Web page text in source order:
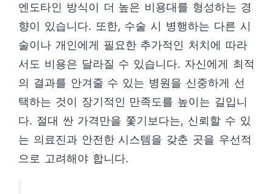
엔도타인 방식이 더 높은 비용대를 형성하는 경
향이 있습니다. 또한, 수술 시 병행하는 다른 시
술이나 개인에게 필요한 추가적인 처치에 따라
서도 비용은 달라질 수 있습니다. 자신에게 최적
의 결과를 안겨줄 수 있는 병원을 신중하게 선
택하는 것이 장기적인 만족도를 높이는 길입니
다. 절대 싼 가격만을 쫓기보다는, 신뢰할 수 있
는 의료진과 안전한 시스템을 갖춘 곳을 우선적
으로 고려해야 합니다.